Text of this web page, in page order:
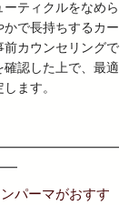
ティクルをなめら
で長持ちするカー
カウンセリングで
認した上で、最適
ます。
パーマがおすす